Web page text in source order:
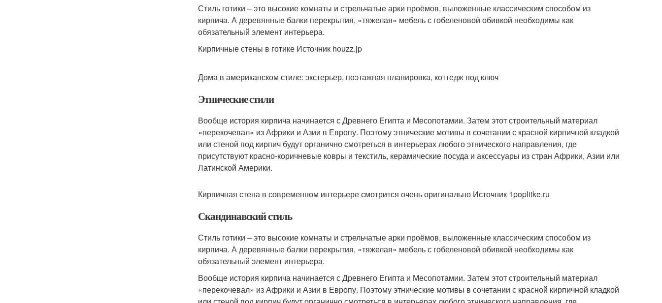
Стиль готики – это высокие комнаты и стрельчатые арки проёмов, выложенные классическим способом из
кирпича. А деревянные балки перекрытия, «тяжелая» мебель с гобеленовой обивкой необходимы как
обязательный элемент интерьера.
Кирпичные стены в готике Источник houzz.jp
Дома в американском стиле: экстерьер, поэтажная планировка, коттедж под ключ
Этнические стили
Вообще история кирпича начинается с Древнего Египта и Месопотамии. Затем этот строительный материал
«перекочевал» из Африки и Азии в Европу. Поэтому этнические мотивы в сочетании с красной кирпичной кладкой
или стеной под кирпич будут органично смотреться в интерьерах любого этнического направления, где
присутствуют красно-коричневые ковры и текстиль, керамические посуда и аксессуары из стран Африки, Азии или
Латинской Америки.
Кирпичная стена в современном интерьере смотрится очень оригинально Источник 1poplitke.ru
Скандинавский стиль
Стиль готики – это высокие комнаты и стрельчатые арки проёмов, выложенные классическим способом из
кирпича. А деревянные балки перекрытия, «тяжелая» мебель с гобеленовой обивкой необходимы как
обязательный элемент интерьера.
Вообще история кирпича начинается с Древнего Египта и Месопотамии. Затем этот строительный материал
«перекочевал» из Африки и Азии в Европу. Поэтому этнические мотивы в сочетании с красной кирпичной кладкой